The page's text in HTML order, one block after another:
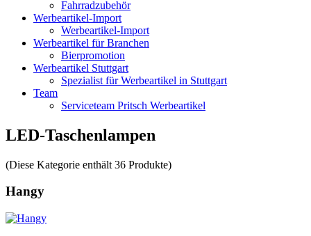
Fahrradzubehör
Werbeartikel-Import
Werbeartikel-Import
Werbeartikel für Branchen
Bierpromotion
Werbeartikel Stuttgart
Spezialist für Werbeartikel in Stuttgart
Team
Serviceteam Pritsch Werbeartikel
LED-Taschenlampen
(Diese Kategorie enthält 36 Produkte)
Hangy